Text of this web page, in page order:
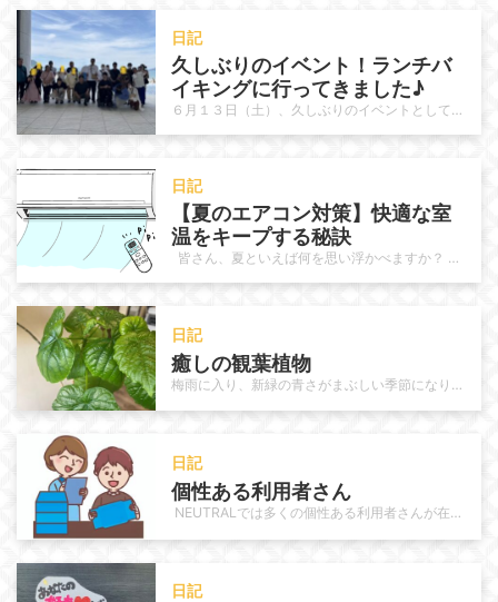
日記
久しぶりのイベント！ランチバ
イキングに行ってきました♪
６月１３日（土）、久しぶりのイベントとして、唐津シーサイドホテル内のレストラン「月波桜」へランチバイキングに行ってきました。…
日記
【夏のエアコン対策】快適な室
温をキープする秘訣
皆さん、夏といえば何を思い浮かべますか？ 海にプール、冷たいスイカ、夏祭りや花火……楽しいイベントが目白押しで…
日記
癒しの観葉植物
梅雨に入り、新緑の青さがまぶしい季節になりました。 NEUTRALでも梅雨特有のジメっとする不快感に負けずに元気に作業に取り…
日記
個性ある利用者さん
NEUTRALでは多くの個性ある利用者さんが在籍されています。作業に於いて手先が器用な人、周りの方を愉快にさせる様な雰囲気…
日記